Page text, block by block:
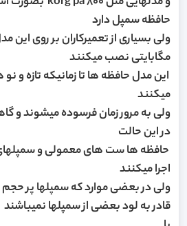
حافظه سمپل دارد
مگابایتی نصب میکنند
این مدل حافظه ها تا زمانیکه تازه و
میکنند
ولی به مرور زمان فرسوده میشوند و
در این حالت
حافظه ها ست های معمولی و
اجرا میکنند
ولی در بعضی موارد که سمپلها پر
قادر به لود بعضی از سمپلها نمیباشند